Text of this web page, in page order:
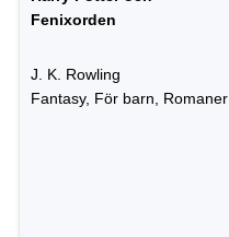
Fenixorden
J. K. Rowling
Fantasy, För barn, Romaner